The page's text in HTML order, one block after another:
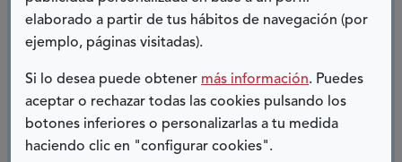
elaborado a partir de tus hábitos de navegación (por
ejemplo, páginas visitadas).
Si lo desea puede obtener más información. Puedes
aceptar o rechazar todas las cookies pulsando los
botones inferiores o personalizarlas a tu medida
haciendo clic en "configurar cookies".
sobre todo estableciendo contactos de
diversos/as profesionales y de diversas partes
personas, y por consiguiente en la
transversalidad de la accesibilidad).